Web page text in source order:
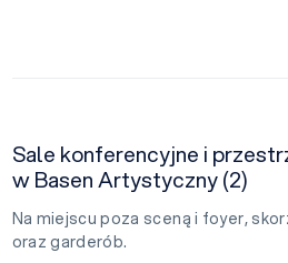
Sale konferencyjne i
w Basen Artystyczny (2)
Na miejscu poza sceną i foyer,
oraz garderób.